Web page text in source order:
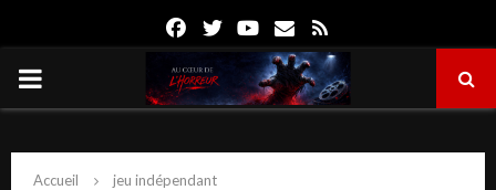
FacebookTwitterYoutube
Email
PRIMARY
Accueil jeu indépendant